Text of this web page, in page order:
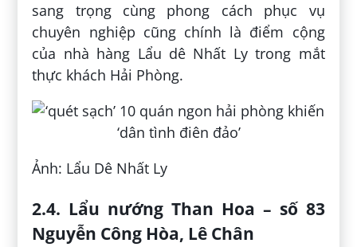
sang trọng cùng phong cách phục vụ
chuyên nghiệp cũng chính là điểm cộng
của nhà hàng Lẩu dê Nhất Ly trong mắt
thực khách Hải Phòng.
Ảnh: Lẩu Dê Nhất Ly
2.4. Lẩu nướng Than Hoa – số 83
Nguyễn Công Hòa, Lê Chân